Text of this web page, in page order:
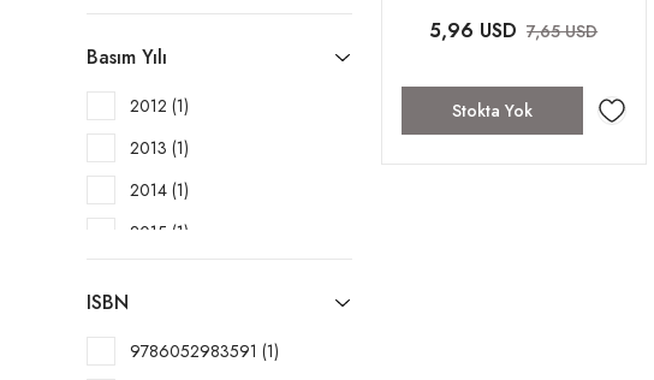
420 (1)
Basım Yılı
2012 (1)
2013 (1)
2014 (1)
2015 (1)
ISBN
9786052983591 (1)
5,96 USD 7,65 USD
Stokta Yok